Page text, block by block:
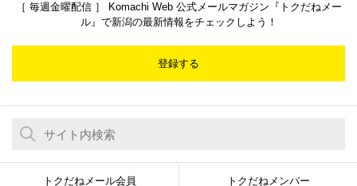
［ 毎週金曜配信 ］ Komachi Web 公式メールマガジン『トクだねメー
ル』で新潟の最新情報をチェックしよう！
登録する
トクだねメール会員 トクだねメンバー